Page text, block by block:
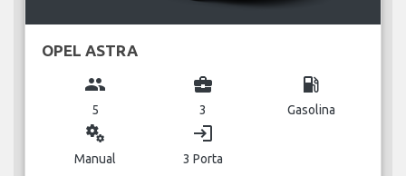
OPEL ASTRA
group
5
business_center
3
local_gas_station
Gasolina
miscellaneous_services
Manual
login
3 Porta